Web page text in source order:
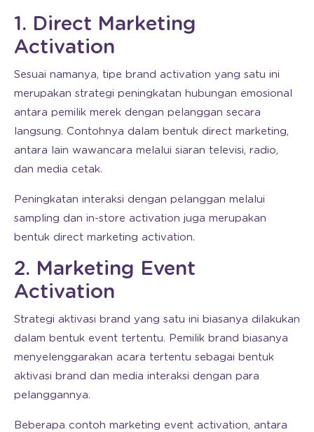
1. Direct Marketing
Activation
Sesuai namanya, tipe brand activation yang satu ini
merupakan strategi peningkatan hubungan emosional
antara pemilik merek dengan pelanggan secara
langsung. Contohnya dalam bentuk direct marketing,
antara lain wawancara melalui siaran televisi, radio,
dan media cetak.
Peningkatan interaksi dengan pelanggan melalui
sampling dan in-store activation juga merupakan
bentuk direct marketing activation.
2. Marketing Event
Activation
Strategi aktivasi brand yang satu ini biasanya dilakukan
dalam bentuk event tertentu. Pemilik brand biasanya
menyelenggarakan acara tertentu sebagai bentuk
aktivasi brand dan media interaksi dengan para
pelanggannya.
Beberapa contoh marketing event activation, antara